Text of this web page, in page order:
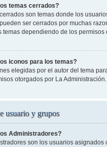
temas cerrados?
son temas donde los
ser cerrados por muchas
temas dependiendo de los
iconos para los temas?
elegidas por el autor del tema
otorgados por La Administración.
usuario y grupos
Administradores?
son los usuarios